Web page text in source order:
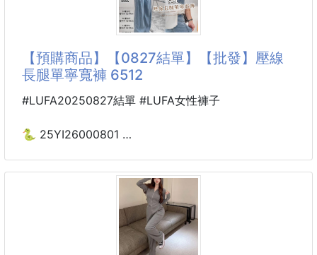
⁉️ 小腹明顯不好遮？
⁉️ 大腿肉肉卡卡的？
⁉️ 想舒服又想顯瘦？
💖 高腰鬆緊設計
💖 提升腰線比例
【預購商品】【0827結單】【批發】壓線
長腿單寧寬褲 6512
#LUFA20250827結單 #LUFA女性褲子
🐍 25YI26000801
📌尺寸：S，M，L，XL，2XL
----------------------------------------------